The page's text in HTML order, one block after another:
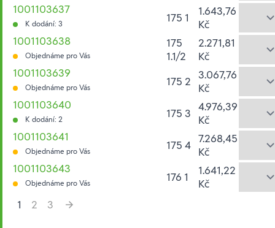
1001103637
K dodání: 3 175 1
1.643,76
Kč
1001103638
Objednáme pro Vás
175
1.1/2
2.271,81
Kč
1001103639
Objednáme pro Vás 175 2
3.067,76
Kč
1001103640
K dodání: 2 175 3 4.976,39
Kč
1001103641
Objednáme pro Vás 175 4 7.268,45
Kč
1001103643
Objednáme pro Vás 176 1
1.641,22
Kč
1
2
3